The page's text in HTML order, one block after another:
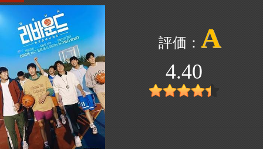
A
4.40